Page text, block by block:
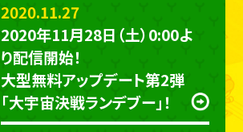
2020.11.27
2020年11月28日（土）0:00よ
り配信開始！
大型無料アップデート第2弾
「大宇宙決戦ランデブー」！